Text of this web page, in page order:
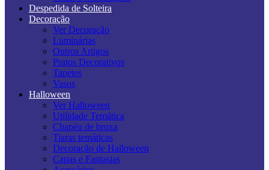
Despedida de Solteira
Decoração
Ver Decoração
Luminárias
Outros Artigos
Pratos Decorativos
Tapetes
Vasos
Halloween
Ver Halloween
Utilidade Temática
Chapéu de bruxa
Tiaras temáticas
Decoração de Halloween
Capas e Fantasias